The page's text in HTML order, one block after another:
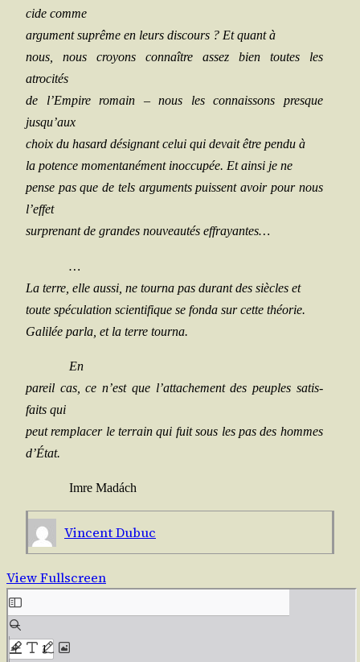
cide comme
argu­ment suprême en leurs dis­cours ? Et quant à
nous, nous croyons connaître assez bien toutes les
atrocités
de l’Empire romain – nous les connais­sons presque
jusqu’aux
choix du hasard dési­gnant celui qui devait être pen­du à
la potence momen­ta­né­ment inoc­cu­pée. Et ain­si je ne
pense pas que de tels argu­ments puissent avoir pour nous
l’effet
sur­pre­nant de grandes nou­veau­tés effrayantes…
…
La terre, elle aus­si, ne tour­na pas durant des siècles et
toute spé­cu­la­tion scien­ti­fique se fon­da sur cette théorie.
Gali­lée par­la, et la terre tourna.
En
pareil cas, ce n’est que l’attachement des peuples satis­
faits qui
peut rem­pla­cer le ter­rain qui fuit sous les pas des hommes
d’État.
Imre Madách
Vincent Dubuc
View Fullscreen